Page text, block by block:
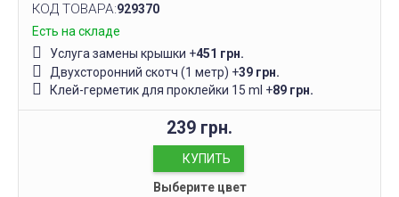
КОД ТОВАРА:929370
Есть на складе
Услуга замены крышки +451 грн.
Двухсторонний скотч (1 метр) +39 грн.
Клей-герметик для проклейки 15 ml +89 грн.
239 грн.
КУПИТЬ
Выберите цвет